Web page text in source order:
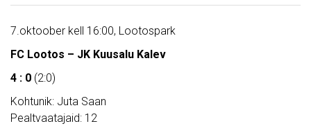
7.oktoober kell 16:00, Lootospark
FC Lootos – JK Kuusalu Kalev
4 : 0 (2:0)
Kohtunik: Juta Saan
Pealtvaatajaid: 12